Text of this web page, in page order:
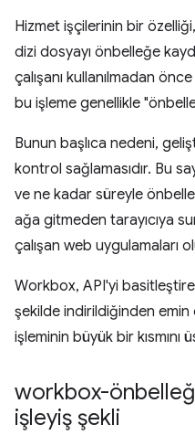
Hizmet işçilerinin bir
dizi dosyayı önbelleğe
çalışanı kullanılmadan
bu işleme genellikle
Bunun başlıca nedeni,
kontrol sağlamasıdır. Bu
ve ne kadar süreyle
ağa gitmeden tarayıcıya
çalışan web uygulamaları
Workbox, API'yi
şekilde indirildiğinden
işleminin büyük bir kısmını
workbox-
işleyiş şekli